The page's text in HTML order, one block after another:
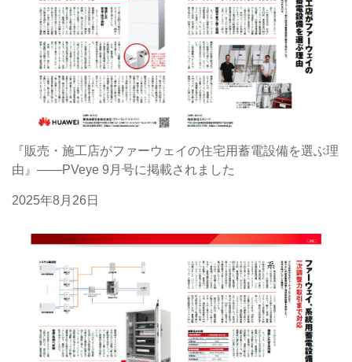
『販売・施工店がファーウェイの住宅用蓄電設備を選ぶ理
由』――PVeye 9月号に掲載されました
2025年8月26日